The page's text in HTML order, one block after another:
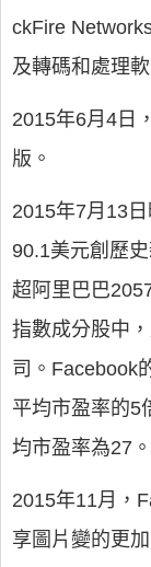
ckFire
及轉碼和處理軟
2015年6月4日
版。
2015年7月13
90.1美元創歷
超阿里巴巴
指數成分股中
司。Facebook
平均市盈率的5
均市盈率為27。
2015年11月，
享圖片變的更